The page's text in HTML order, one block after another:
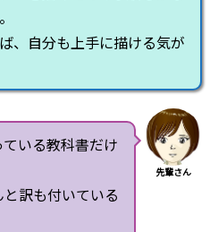
、自分も上手に描ける気が
いる教科書だけ
訳も付いている
先輩さん